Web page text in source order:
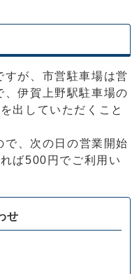
が、市営駐車場は営
、伊賀上野駅駐車場の
出していただくこと
、次の日の営業開始
ば500円でご利用い
せ